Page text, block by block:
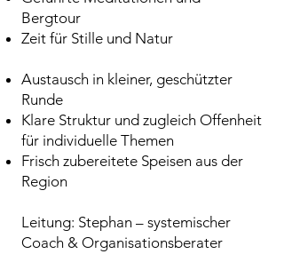
Bergtour
Zeit für Stille und Natur
Austausch in kleiner, geschützter
Runde
Klare Struktur und zugleich Offenheit
für individuelle Themen
Frisch zubereitete Speisen aus der
Region
Leitung: Stephan – systemischer
Coach & Organisationsberater